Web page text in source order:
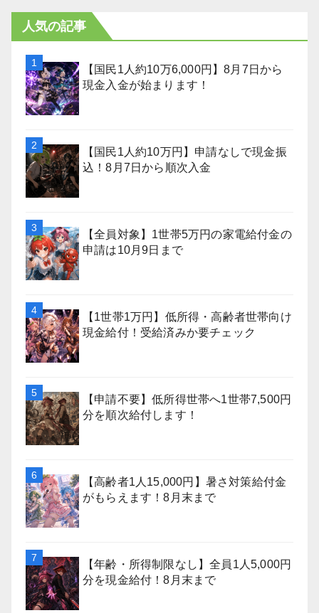
人気の記事
【国民1人約10万6,000円】8月7日から
現金入金が始まります！
【国民1人約10万円】申請なしで現金振
込！8月7日から順次入金
【全員対象】1世帯5万円の家電給付金の
申請は10月9日まで
【1世帯1万円】低所得・高齢者世帯向け
現金給付！受給済みか要チェック
【申請不要】低所得世帯へ1世帯7,500円
分を順次給付します！
【高齢者1人15,000円】暑さ対策給付金
がもらえます！8月末まで
【年齢・所得制限なし】全員1人5,000円
分を現金給付！8月末まで